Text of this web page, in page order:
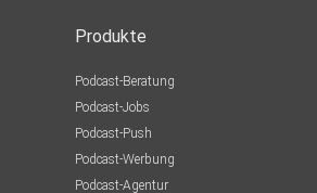
Produkte
Podcast-Beratung
Podcast-Jobs
Podcast-Push
Podcast-Werbung
Podcast-Agentur